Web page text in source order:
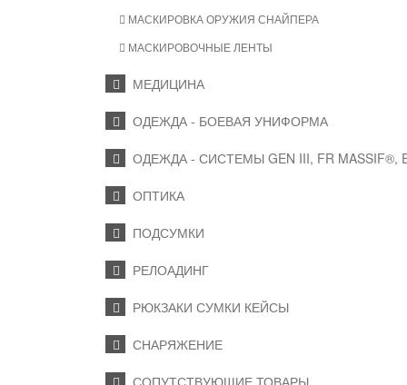
МАСКИРОВКА ОРУЖИЯ СНАЙПЕРА
МАСКИРОВОЧНЫЕ ЛЕНТЫ
МЕДИЦИНА
ОДЕЖДА - БОЕВАЯ УНИФОРМА
ОДЕЖДА - СИСТЕМЫ GEN III, FR MASSIF®,
ОПТИКА
ПОДСУМКИ
РЕЛОАДИНГ
РЮКЗАКИ СУМКИ КЕЙСЫ
СНАРЯЖЕНИЕ